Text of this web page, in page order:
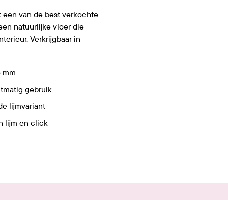
van de best verkochte
natuurlijke vloer die
Verkrijgbaar in
mm
gebruik
lijmvariant
lijm en click